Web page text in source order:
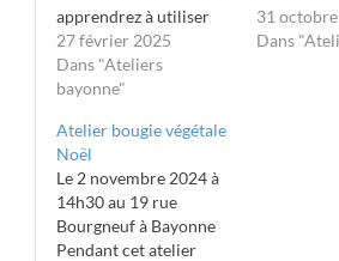
apprendrez à utiliser
les huiles essentielles et
à vous fabriquer votre
trousse de secours.
étapes de la cosmétique
naturelle. Date : 20
février 2026 Heure :
14h30 Lieu : 19 rue…
27 février 2025
Dans "Ateliers
bayonne"
votre
les secrets
31
Dans
Atelier bougie végétale
Noël
Le 2 novembre 2024 à
14h30 au 19 rue
Bourgneuf à Bayonne
Pendant cet atelier